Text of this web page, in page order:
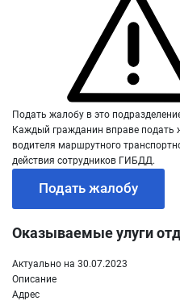
Подать жалобу в это
Каждый гражданин вправе подать
водителя маршрутного
действия сотрудников ГИБДД.
Подать жалобу
Оказываемые улуги
Актуально на 30.07.2023
Описание
Адрес